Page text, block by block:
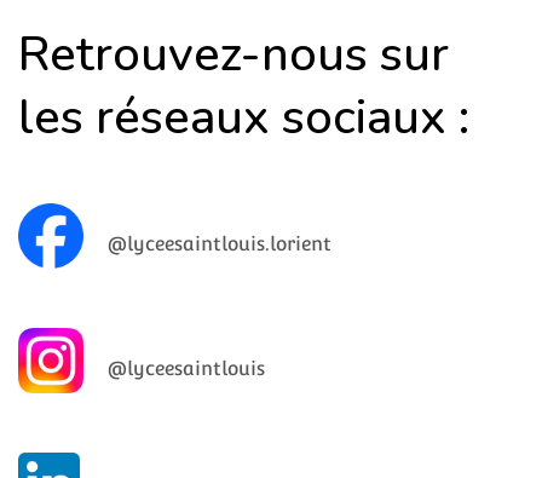
Retrouvez-nous sur
les réseaux sociaux :
@lyceesaintlouis.lorient
@lyceesaintlouis